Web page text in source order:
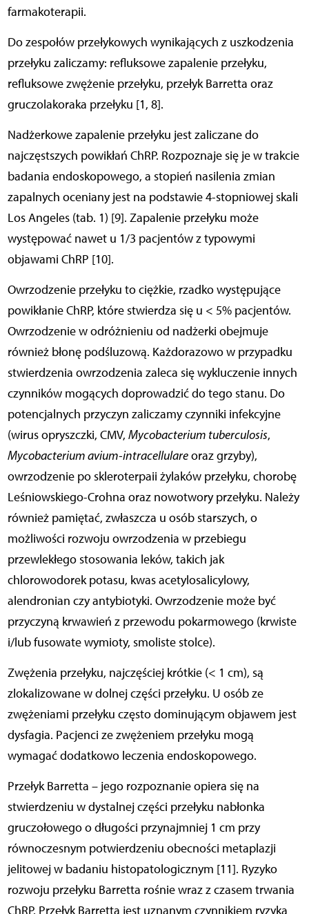
farmakoterapii.
Do zespołów przełykowych wynikających z uszkodzenia
przełyku zaliczamy: refluksowe zapalenie przełyku,
refluksowe zwężenie przełyku, przełyk Barretta oraz
gruczolakoraka przełyku [1, 8].
Nadżerkowe zapalenie przełyku jest zaliczane do
najczęstszych powikłań ChRP. Rozpoznaje się je w trakcie
badania endoskopowego, a stopień nasilenia zmian
zapalnych oceniany jest na podstawie 4-stopniowej skali
Los Angeles (tab. 1) [9]. Zapalenie przełyku może
występować nawet u 1/3 pacjentów z typowymi
objawami ChRP [10].
Owrzodzenie przełyku to ciężkie, rzadko występujące
powikłanie ChRP, które stwierdza się u < 5% pacjentów.
Owrzodzenie w odróżnieniu od nadżerki obejmuje
również błonę podśluzową. Każdorazowo w przypadku
stwierdzenia owrzodzenia zaleca się wykluczenie innych
czynników mogących doprowadzić do tego stanu. Do
potencjalnych przyczyn zaliczamy czynniki infekcyjne
(wirus opryszczki, CMV, Mycobacterium tuberculosis,
Mycobacterium avium-intracellulareoraz grzyby),
owrzodzenie po skleroterpaii żylaków przełyku, chorobę
Leśniowskiego-Crohna oraz nowotwory przełyku. Należy
również pamiętać, zwłaszcza u osób starszych, o
możliwości rozwoju owrzodzenia w przebiegu
przewlekłego stosowania leków, takich jak
chlorowodorek potasu, kwas acetylosalicylowy,
alendronian czy antybiotyki. Owrzodzenie może być
przyczyną krwawień z przewodu pokarmowego (krwiste
i/lub fusowate wymioty, smoliste stolce).
Zwężenia przełyku, najczęściej krótkie (< 1 cm), są
zlokalizowane w dolnej części przełyku. U osób ze
zwężeniami przełyku często dominującym objawem jest
dysfagia. Pacjenci ze zwężeniem przełyku mogą
wymagać dodatkowo leczenia endoskopowego.
Przełyk Barretta – jego rozpoznanie opiera się na
stwierdzeniu w dystalnej części przełyku nabłonka
gruczołowego o długości przynajmniej 1 cm przy
równoczesnym potwierdzeniu obecności metaplazji
jelitowej w badaniu histopatologicznym [11]. Ryzyko
rozwoju przełyku Barretta rośnie wraz z czasem trwania
ChRP. Przełyk Barretta jest uznanym czynnikiem ryzyka